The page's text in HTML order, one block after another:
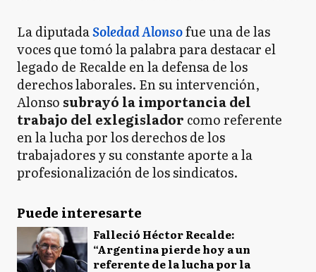
La diputadaSoledad Alonsofue una de las
voces que tomó la palabra para destacar el
legado de Recalde en la defensa de los
derechos laborales. En su intervención,
Alonso subrayó la importancia del
trabajo del exlegislador como referente
en la lucha por los derechos de los
trabajadores y su constante aporte a la
profesionalización de los sindicatos.
Puede interesarte
Falleció Héctor Recalde:
“Argentina pierde hoy a un
referente de la lucha por la